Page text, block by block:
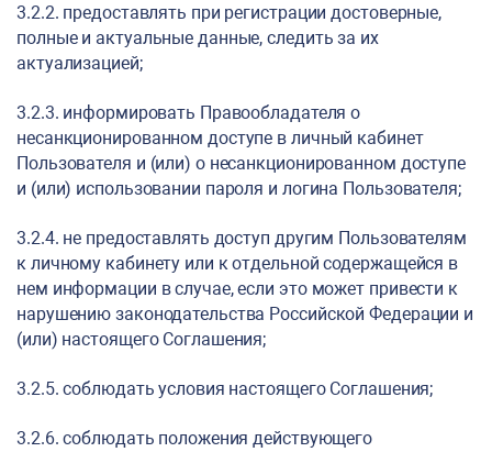
3.2.2. предоставлять при регистрации достоверные,
полные и актуальные данные, следить за их
актуализацией;
3.2.3. информировать Правообладателя о
несанкционированном доступе в личный кабинет
Пользователя и (или) о несанкционированном доступе
и (или) использовании пароля и логина Пользователя;
3.2.4. не предоставлять доступ другим Пользователям
к личному кабинету или к отдельной содержащейся в
нем информации в случае, если это может привести к
нарушению законодательства Российской Федерации и
(или) настоящего Соглашения;
3.2.5. соблюдать условия настоящего Соглашения;
3.2.6. соблюдать положения действующего